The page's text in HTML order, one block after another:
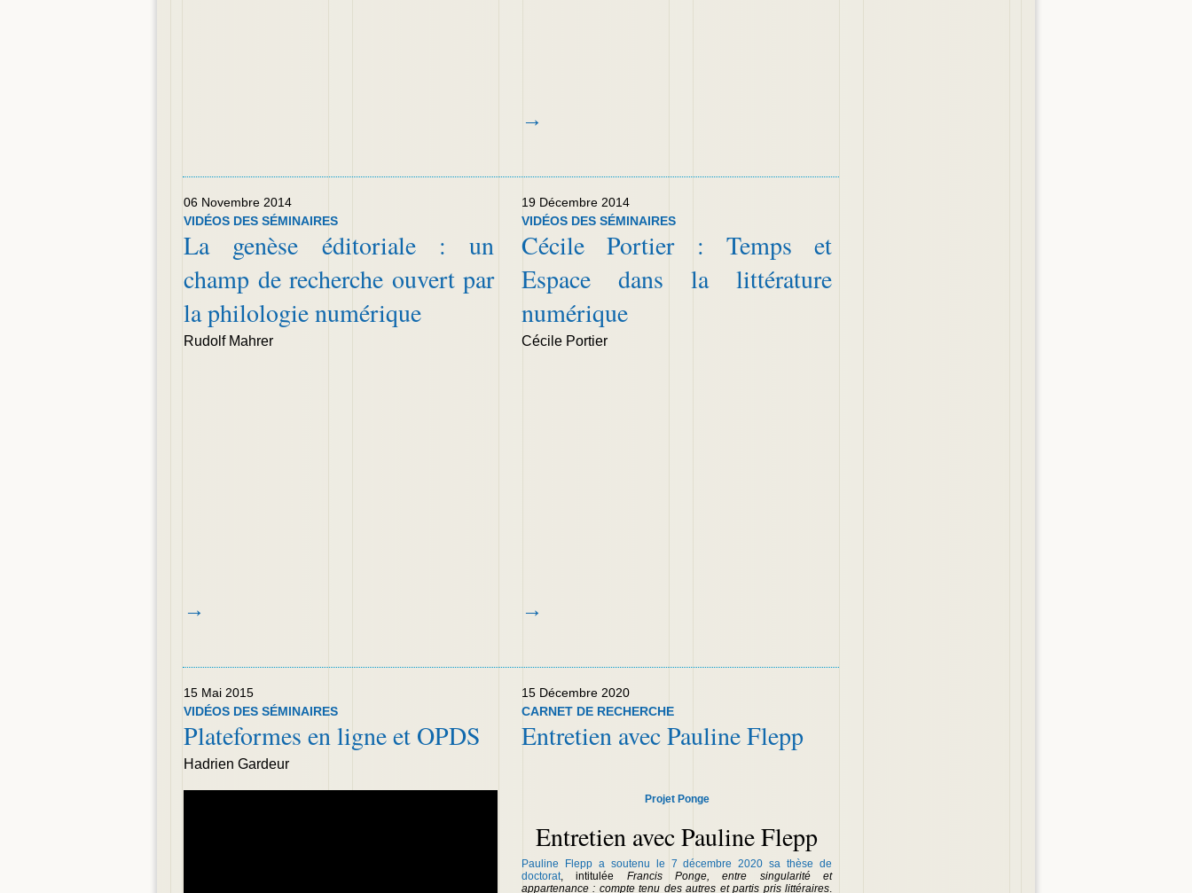
→
06 Novembre 2014
VIDÉOS DES SÉMINAIRES
La genèse éditoriale : un
champ de recherche ouvert par
la philologie numérique
Rudolf Mahrer
→
19 Décembre 2014
VIDÉOS DES SÉMINAIRES
Cécile Portier : Temps et
Espace dans la littérature
numérique
Cécile Portier
→
15 Mai 2015
VIDÉOS DES SÉMINAIRES
Plateformes en ligne et OPDS
Hadrien Gardeur
15 Décembre 2020
CARNET DE RECHERCHE
Entretien avec Pauline Flepp
Projet Ponge
Entretien avec Pauline Flepp
Pauline Flepp a soutenu le 7 décembre 2020 sa thèse de
doctorat, intitulée Francis Ponge, entre singularité et
appartenance : compte tenu des autres et partis pris littéraires.